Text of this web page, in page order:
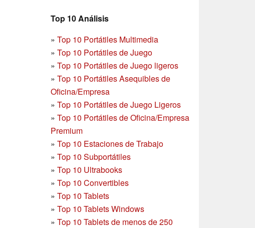
Top 10 Análisis
» Top 10 Portátiles Multimedia
» Top 10 Portátiles de Juego
» Top 10 Portátiles de Juego ligeros
» Top 10 Portátiles Asequibles de
Oficina/Empresa
» Top 10 Portátiles de Juego Ligeros
» Top 10 Portátiles de Oficina/Empresa
Premium
» Top 10 Estaciones de Trabajo
» Top 10 Subportátiles
» Top 10 Ultrabooks
» Top 10 Convertibles
» Top 10 Tablets
» Top 10 Tablets Windows
» Top 10 Tablets de menos de 250